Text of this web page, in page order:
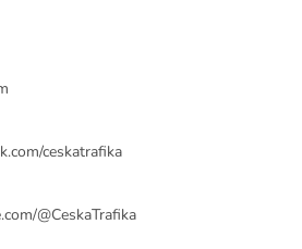
ceskatrafika
@CeskaTrafika